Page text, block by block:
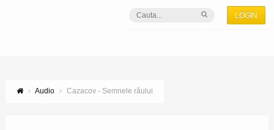
LOGIN
Audio Cazacov - Semnele răului